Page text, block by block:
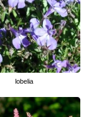
lobelia